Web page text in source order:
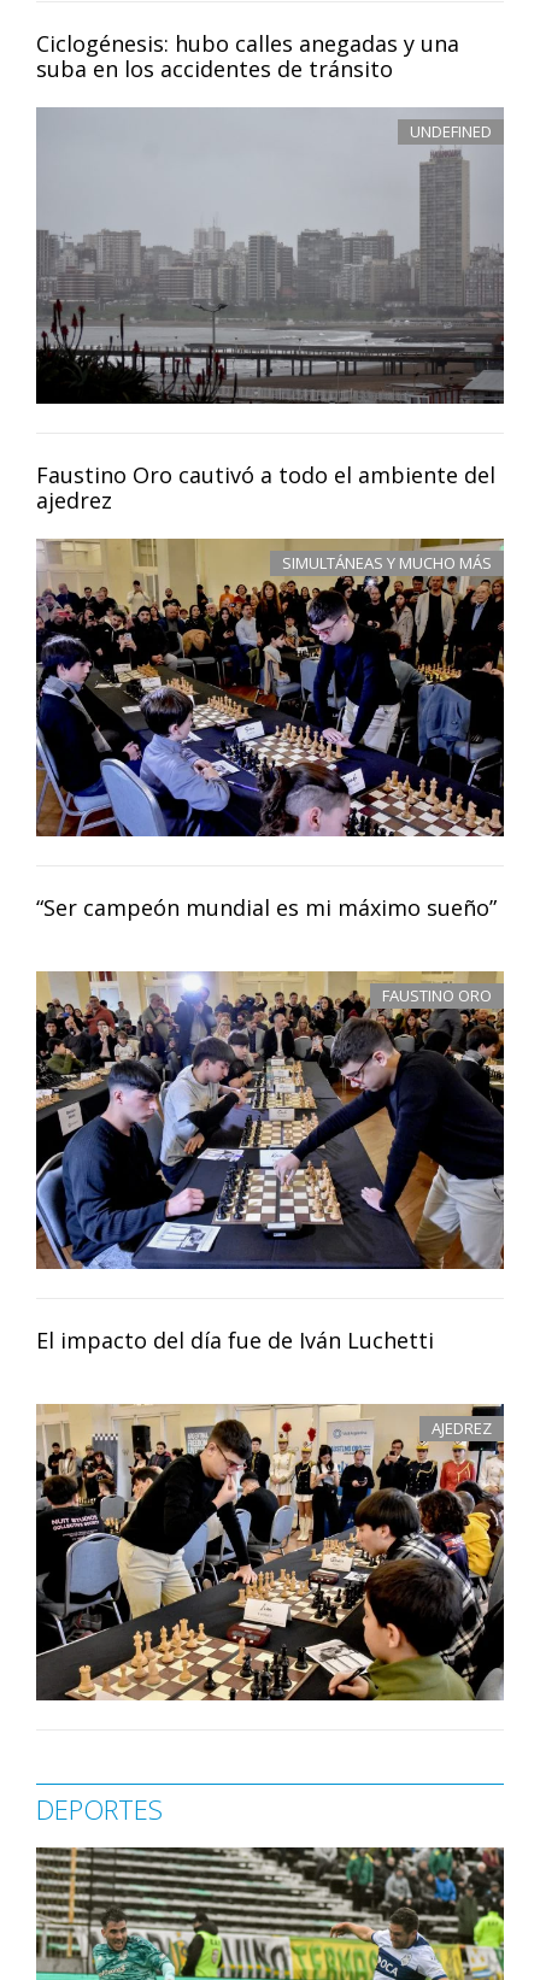
Ciclogénesis: hubo calles anegadas y una
suba en los accidentes de tránsito
UNDEFINED
Faustino Oro cautivó a todo el ambiente del
ajedrez
SIMULTÁNEAS Y MUCHO MÁS
“Ser campeón mundial es mi máximo sueño”
FAUSTINO ORO
El impacto del día fue de Iván Luchetti
AJEDREZ
DEPORTES